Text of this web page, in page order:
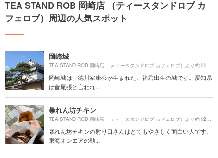
TEA STAND ROB 岡崎店 （ティースタンドロブ カ
フェロブ）周辺の人気スポット
岡崎城
TEA STAND ROB 岡崎店 （ティースタンドロブ カフェロブ）より約1170m
岡崎城は、徳川家康公が生まれた、神君出生の城です。愛知県
は昔尾張と言われ...
暴れん坊チキン
TEA STAND ROB 岡崎店 （ティースタンドロブ カフェロブ）より約1210m
暴れん坊チキンの射り口さんはとてもやさしく面白い人です。
東海オンエアの動...